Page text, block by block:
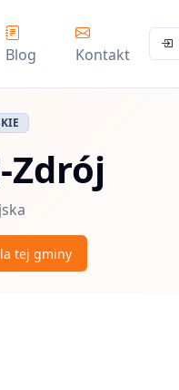
Blog Kontakt
Zdrój
tej gminy